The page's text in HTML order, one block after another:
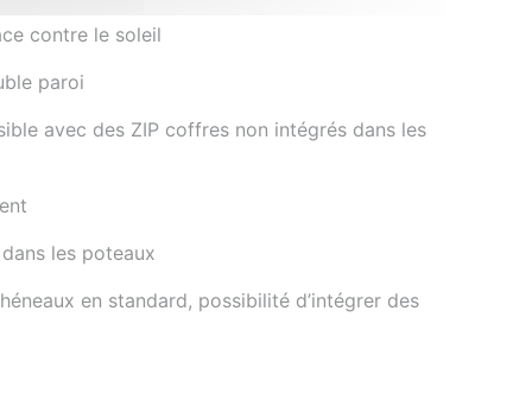
contre le soleil
paroi
avec des ZIP coffres non intégrés dans les
les poteaux
en standard, possibilité d’intégrer des